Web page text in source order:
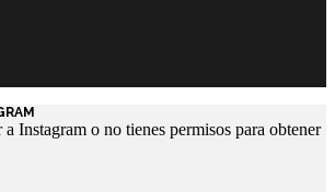
Instagram o no tienes permisos para obtener